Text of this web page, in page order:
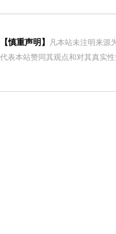
【慎重声明】
凡本站未注明来源
代表本站赞同其观点和对其真实